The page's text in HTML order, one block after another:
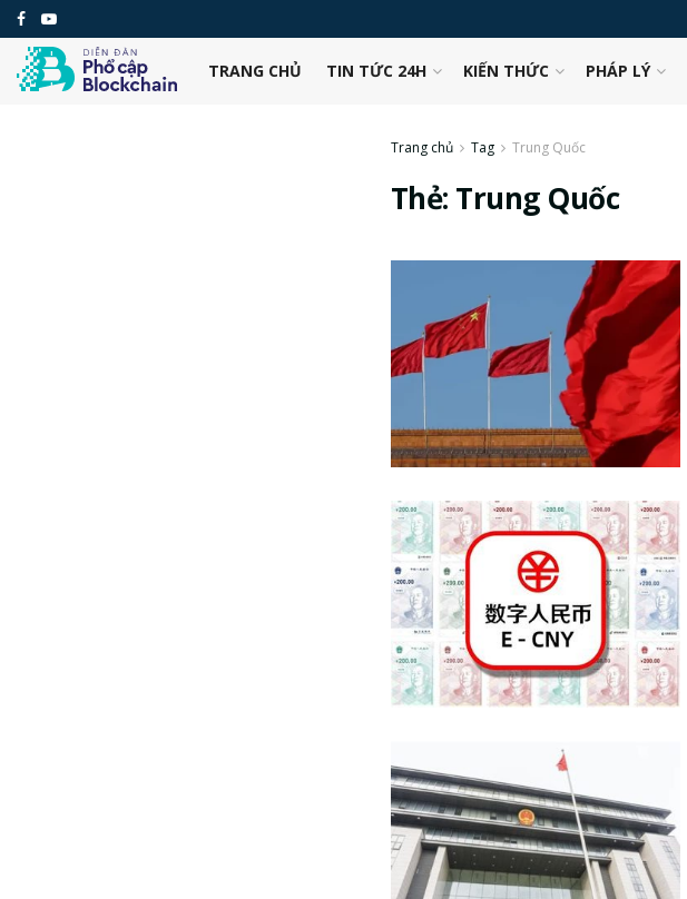
TRANG CHỦ TIN TỨC 24H KIẾN THỨC PHÁP LÝ
Trang chủ Tag Trung Quốc
Thẻ: Trung Quốc